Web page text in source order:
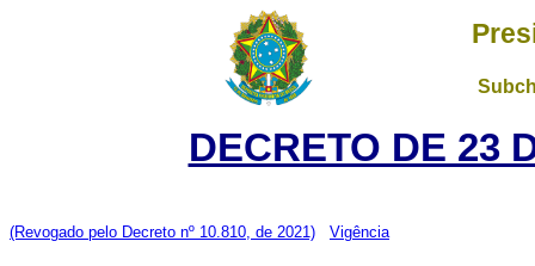
DECRETO DE 23
(Revogado pelo Decreto nº 10.810, de 2021) Vigência